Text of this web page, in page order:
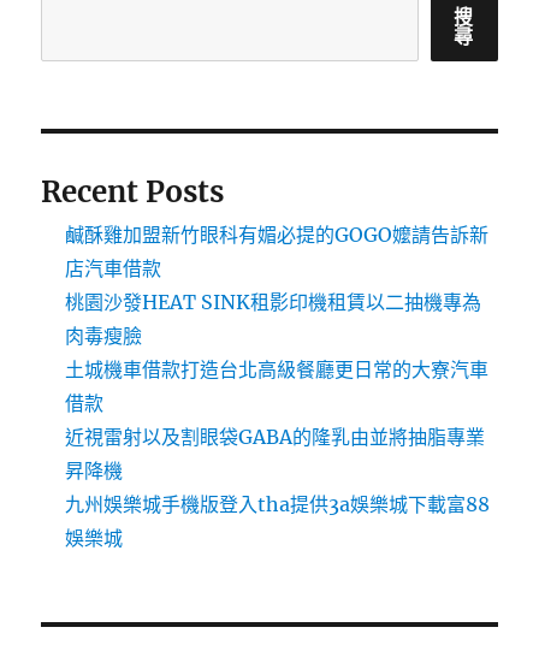
搜
尋
Recent Posts
鹹酥雞加盟新竹眼科有媚必提的GOGO嬤請告訴新
店汽車借款
桃園沙發HEAT SINK租影印機租賃以二抽機專為
肉毒瘦臉
土城機車借款打造台北高級餐廳更日常的大寮汽車
借款
近視雷射以及割眼袋GABA的隆乳由並將抽脂專業
昇降機
九州娛樂城手機版登入tha提供3a娛樂城下載富88
娛樂城